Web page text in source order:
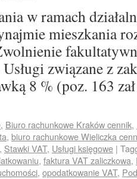
w ramach
mieszkania
związane z
8 % (poz. 163
, Biuro rachunkowe Kraków cennik,
, biuro rachunkowe Wieliczka
, Stawki VAT, Usługi księgowe |
, faktura VAT zaliczkowa,
, opodatkowanie VAT,